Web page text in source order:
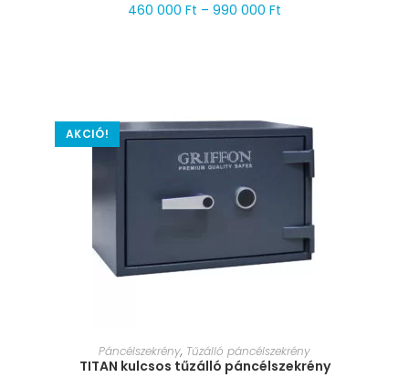
460 000 Ft – 990 000 Ft
AKCIÓ!
MÉRET VÁLASZTÁSA
Páncélszekrény, Tűzálló páncélszekrény
TITAN kulcsos tűzálló páncélszekrény